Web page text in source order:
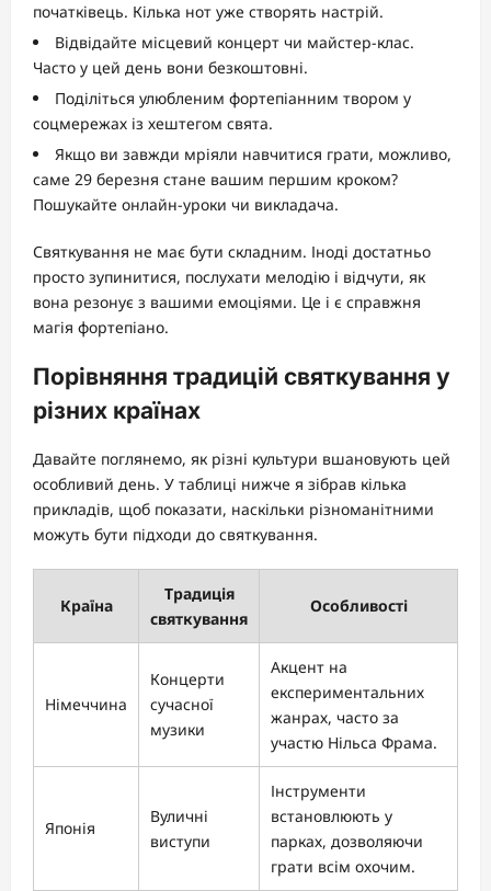
початківець. Кілька нот уже створять настрій.
Відвідайте місцевий концерт чи майстер-клас.
Часто у цей день вони безкоштовні.
Поділіться улюбленим фортепіанним твором у
соцмережах із хештегом свята.
Якщо ви завжди мріяли навчитися грати, можливо,
саме 29 березня стане вашим першим кроком?
Пошукайте онлайн-уроки чи викладача.
Святкування не має бути складним. Іноді достатньо
просто зупинитися, послухати мелодію і відчути, як
вона резонує з вашими емоціями. Це і є справжня
магія фортепіано.
Порівняння традицій святкування у
різних країнах
Давайте поглянемо, як різні культури вшановують цей
особливий день. У таблиці нижче я зібрав кілька
прикладів, щоб показати, наскільки різноманітними
можуть бути підходи до святкування.
Країна
Традиція
святкування
Особливості
Німеччина
Концерти
сучасної
музики
Акцент на
експериментальних
жанрах, часто за
участю Нільса Фрама.
Японія
Вуличні
виступи
Інструменти
встановлюють у
парках, дозволяючи
грати всім охочим.